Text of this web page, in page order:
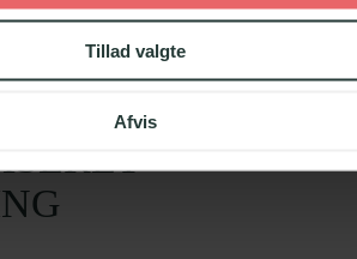
Tillad valgte
Afvis
OG